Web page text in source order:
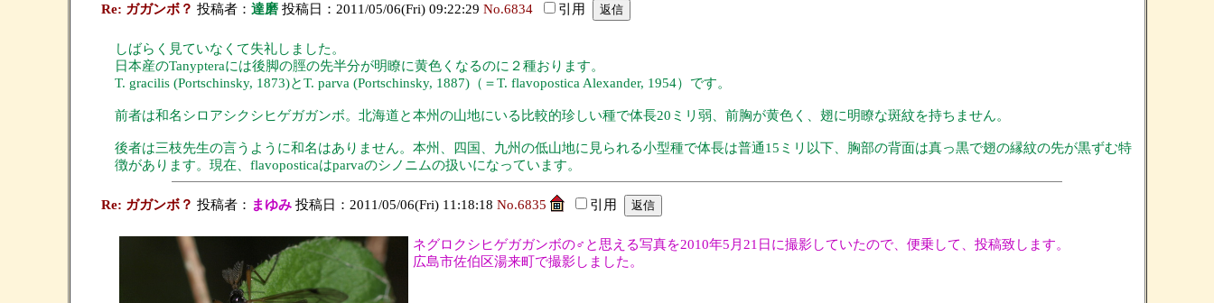
Re: ガガンボ？ 投稿者： 達磨 投稿日：2011/05/06(Fri) 09:22:29 No.6834 引用
しばらく見ていなくて失礼しました。
日本産のTanypteraには後脚の脛の先半分が明瞭に黄色くなるのに２種おります。
T. gracilis (Portschinsky, 1873)とT. parva (Portschinsky, 1887)（＝T. flavopostica Alexander, 1954）です。
前者は和名シロアシクシヒゲガガンボ。北海道と本州の山地にいる比較的珍しい種で体長20ミリ弱、前胸が黄色く、翅に明瞭な斑紋を持ちません。
後者は三枝先生の言うように和名はありません。本州、四国、九州の低山地に見られる小型種で体長は普通15ミリ以下、胸部の背面は真っ黒で翅の縁紋の先が黒ずむ特
徴があります。現在、flavoposticaはparvaのシノニムの扱いになっています。
Re: ガガンボ？ 投稿者： まゆみ投稿日：2011/05/06(Fri) 11:18:18 No.6835 引用
ネグロクシヒゲガガンボの♂と思える写真を2010年5月21日に撮影していたので、便乗して、投稿致します。
広島市佐伯区湯来町で撮影しました。